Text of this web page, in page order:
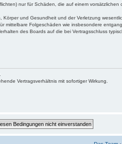
nur für Schäden, die auf einem
und Gesundheit und der Verletzung
mittelbare Folgeschäden wie insbesondere
des Boards auf die bei Vertragsschluss
Vertragsverhältnis mit sofortiger Wirkung.